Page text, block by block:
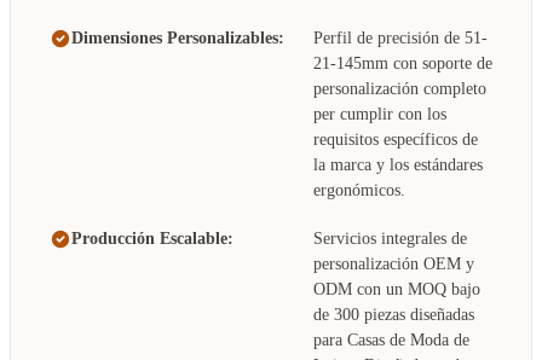
Dimensiones Personalizables:
Perfil de precisión de 51-
21-145mm con soporte de
personalización completo
per cumplir con los
requisitos específicos de
la marca y los estándares
ergonómicos.
Producción Escalable:
Servicios integrales de
personalización OEM y
ODM con un MOQ bajo
de 300 piezas diseñadas
para Casas de Moda de